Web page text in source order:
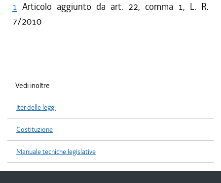
1 Articolo aggiunto da art. 22, comma 1, L. R.
7/2010
Vedi inoltre
Iter delle leggi
Costituzione
Manuale tecniche legislative